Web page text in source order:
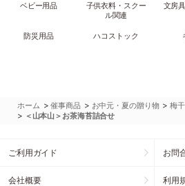
ベビー用品
子供衣料・スクー
ル関連
文房
防災用品 ハコストック
ホーム >催事商品 > お中元・夏の贈り物 >梅
> ＜山本山＞お茶海苔詰合せ
ご利用ガイド お問
会社概要 利用